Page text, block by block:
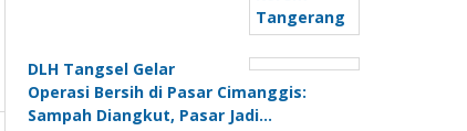
DLH Tangsel Gelar
Operasi Bersih di Pasar Cimanggis:
Sampah Diangkut, Pasar Jadi…